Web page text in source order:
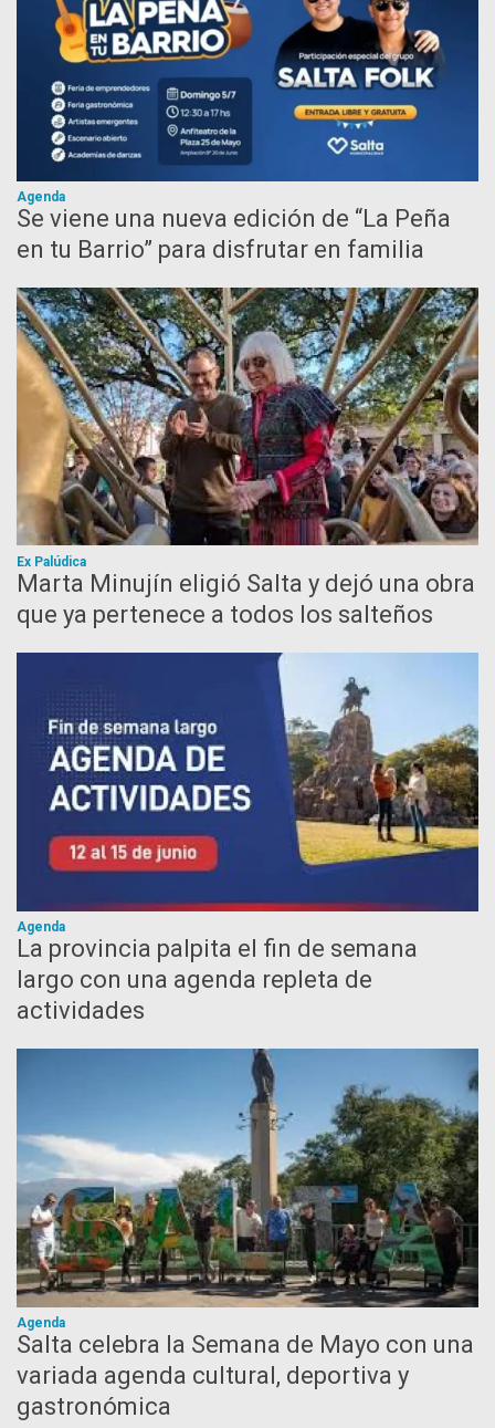
Agenda
Se viene una nueva edición de “La Peña
en tu Barrio” para disfrutar en familia
Ex Palúdica
Marta Minujín eligió Salta y dejó una obra
que ya pertenece a todos los salteños
Agenda
La provincia palpita el fin de semana
largo con una agenda repleta de
actividades
Agenda
Salta celebra la Semana de Mayo con una
variada agenda cultural, deportiva y
gastronómica